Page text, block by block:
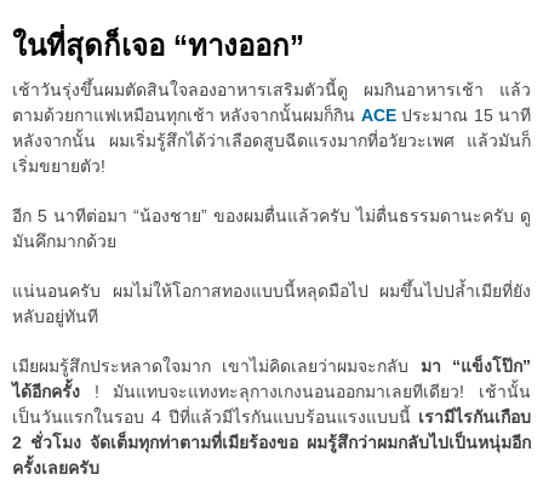
ในที่สุดก็เจอ “ทางออก”
เช้าวันรุ่งขึ้นผมตัดสินใจลองอาหารเสริมตัวนี้ดู ผมกินอาหารเช้า แล้ว
ตามด้วยกาแฟเหมือนทุกเช้า หลังจากนั้นผมก็กิน ACEประมาณ 15 นาที
หลังจากนั้น ผมเริ่มรู้สึกได้ว่าเลือดสูบฉีดแรงมากที่อวัยวะเพศ แล้วมันก็
เริ่มขยายตัว!
อีก 5 นาทีต่อมา “น้องชาย” ของผมตื่นแล้วครับ ไม่ตื่นธรรมดานะครับ ดู
มันคึกมากด้วย
แน่นอนครับ ผมไม่ให้โอกาสทองแบบนี้หลุดมือไป ผมขึ้นไปปล้ำเมียที่ยัง
หลับอยู่ทันที
เมียผมรู้สึกประหลาดใจมาก เขาไม่คิดเลยว่าผมจะกลับ มา “แข็งโป๊ก”
ได้อีกครั้ง ! มันแทบจะแทงทะลุกางเกงนอนออกมาเลยทีเดียว! เช้านั้น
เป็นวันแรกในรอบ 4 ปีที่แล้วมีไรกันแบบร้อนแรงแบบนี้ เรามีไรกันเกือบ
2 ชั่วโมง จัดเต็มทุกท่าตามที่เมียร้องขอ ผมรู้สึกว่าผมกลับไปเป็นหนุ่มอีก
ครั้งเลยครับ